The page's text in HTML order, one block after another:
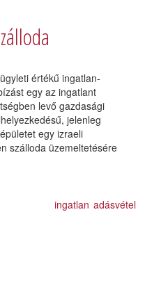
értékű ingatlan-
egy az ingatlant
levő gazdasági
jelenleg
egy izraeli
szálloda üzemeltetésére
ingatlan adásvétel